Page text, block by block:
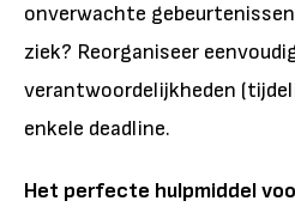
onverwachte
ziek? Reorganiseer
verantwoordelijkheden
enkele deadline.
Het perfecte hulpmiddel